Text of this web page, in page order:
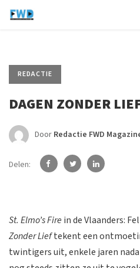
REDACTIE
DAGEN ZONDER
Door Redactie FWD
Delen:
St. Elmo’s Firein de Vlaanders:
Zonder Lieftekent een
twintigers uit, enkele jaren